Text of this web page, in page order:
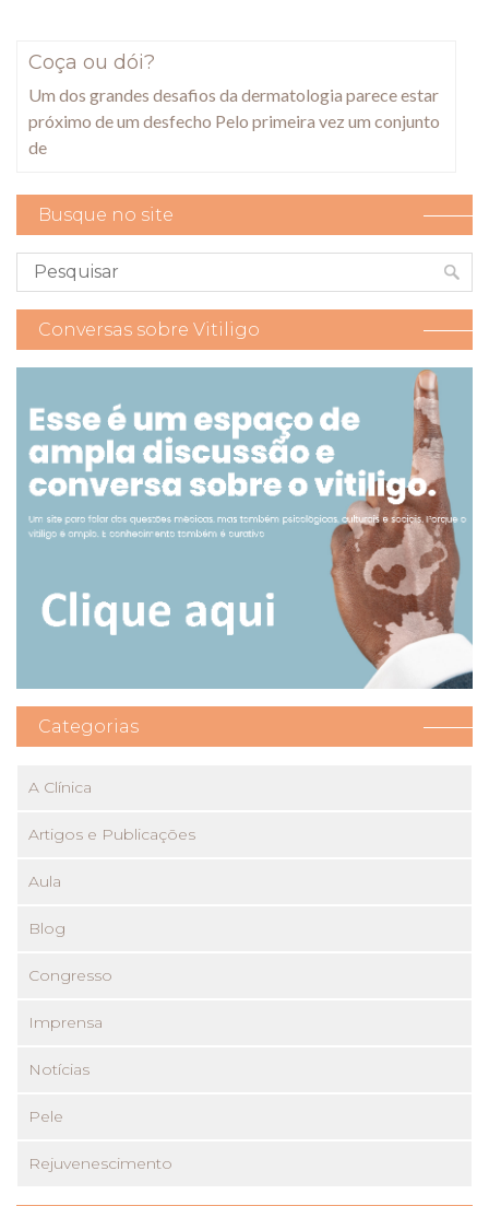
Coça ou dói?
Um dos grandes desafios da dermatologia parece estar
próximo de um desfecho Pelo primeira vez um conjunto
de
Busque no site
Conversas sobre Vitiligo
Categorias
A Clínica
Artigos e Publicações
Aula
Blog
Congresso
Imprensa
Notícias
Pele
Rejuvenescimento